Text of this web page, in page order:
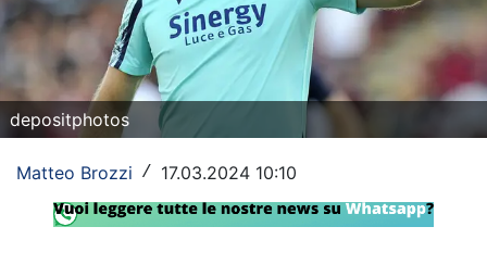
Calcio
Serie A
Champions League
Europa League
Altri Sport
depositphotos
Matteo Brozzi / 17.03.2024 10:10